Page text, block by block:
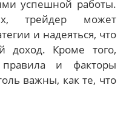
успешной работы.
трейдер может
и надеяться, что
доход. Кроме того,
и факторы
важны, как те, что